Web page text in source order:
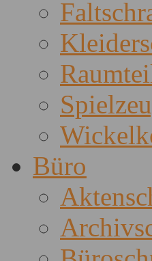
Büro